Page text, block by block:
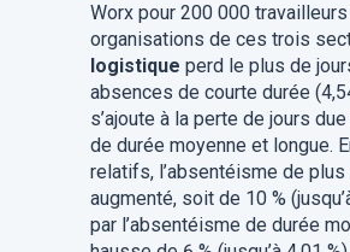
Worx pour 200 000
organisations de ces trois
logistique perd le plus de
absences de courte durée
s’ajoute à la perte de jours
de durée moyenne et longue.
relatifs, l’absentéisme de plus
augmenté, soit de 10 %
par l’absentéisme de durée